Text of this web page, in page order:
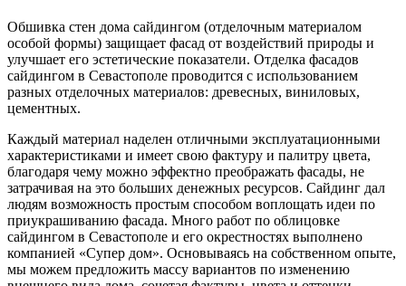
Обшивка стен дома сайдингом (отделочным материалом
особой формы) защищает фасад от воздействий природы и
улучшает его эстетические показатели. Отделка фасадов
сайдингом в Севастополе проводится с использованием
разных отделочных материалов: древесных, виниловых,
цементных.
Каждый материал наделен отличными эксплуатационными
характеристиками и имеет свою фактуру и палитру цвета,
благодаря чему можно эффектно преображать фасады, не
затрачивая на это больших денежных ресурсов. Сайдинг дал
людям возможность простым способом воплощать идеи по
приукрашиванию фасада. Много работ по облицовке
сайдингом в Севастополе и его окрестностях выполнено
компанией «Супер дом». Основываясь на собственном опыте,
мы можем предложить массу вариантов по изменению